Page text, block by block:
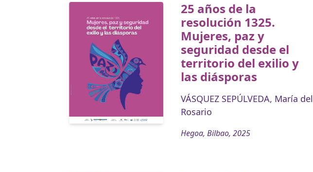
25 años de la
resolución 1325.
Mujeres, paz y
seguridad desde el
territorio del exilio y
las diásporas
VÁSQUEZ SEPÚLVEDA, María del
Rosario
Hegoa, Bilbao, 2025